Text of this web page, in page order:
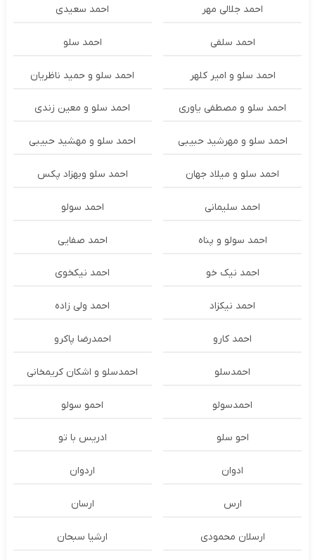
احمد جلالی مهر احمد سعیدی
احمد سلفی احمد سلو
احمد سلو و امیر کلهر احمد سلو و حمید ناظریان
احمد سلو و مصطفی یاوری احمد سلو و معین زندی
احمد سلو و مهرشید حبیبی احمد سلو و مهشید حبیبی
احمد سلو و میلاد جهان احمد سلو وبهزاد پکس
احمد سلیمانی احمد سولو
احمد سولو و پناه احمد صفایی
احمد نیک خو احمد نیکخوی
احمد نیکزاد احمد ولی زاده
احمد کارو احمدرضا پاکرو
احمدسلو احمدسلو و اشکان کریمخانی
احمدسولو احمو سولو
احو سلو ادریس با تو
ادوان اردوان
ارس ارسان
ارسلان محمودی ارشیا سبحان